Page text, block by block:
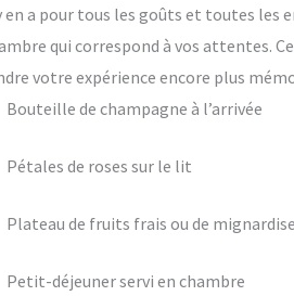
en a pour tous les goûts et toutes les
qui correspond à vos attentes.
votre expérience encore plus
Bouteille de champagne à l’arrivée
Pétales de roses sur le lit
Plateau de fruits frais ou de
Petit-déjeuner servi en chambre